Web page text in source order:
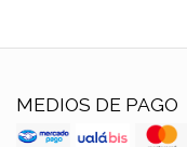
MEDIOS DE PAGO